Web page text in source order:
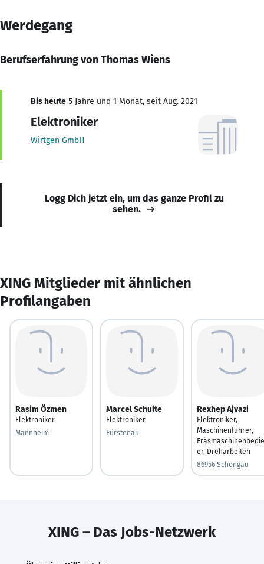
Werdegang
Berufserfahrung von Thomas Wiens
Bis heute 5 Jahre und 1 Monat, seit Aug. 2021
Elektroniker
Wirtgen GmbH
Logg Dich jetzt ein, um das ganze Profil zu
sehen.
XING Mitglieder mit ähnlichen
Profilangaben
Rasim Özmen
Elektroniker
Mannheim
Marcel Schulte
Elektroniker
Fürstenau
Rexhep Ajvazi
Elektroniker,
Maschinenführer,
er, Dreharbeiten
86956 Schongau
XING – Das Jobs-Netzwerk